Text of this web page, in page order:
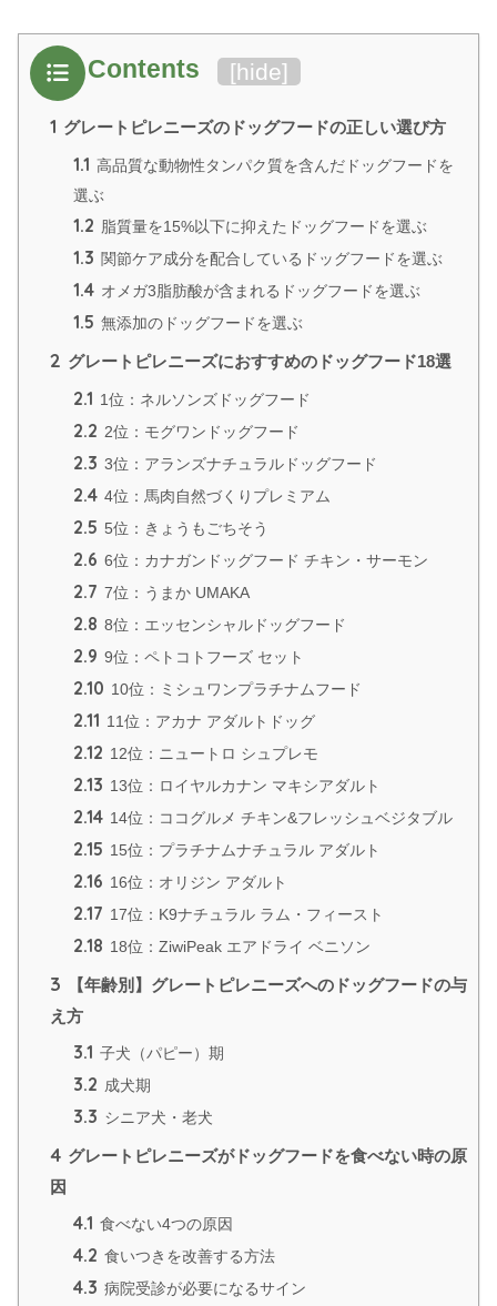
Contents [hide]
1 グレートピレニーズのドッグフードの正しい選び方
1.1 高品質な動物性タンパク質を含んだドッグフードを
選ぶ
1.2 脂質量を15%以下に抑えたドッグフードを選ぶ
1.3 関節ケア成分を配合しているドッグフードを選ぶ
1.4 オメガ3脂肪酸が含まれるドッグフードを選ぶ
1.5 無添加のドッグフードを選ぶ
2 グレートピレニーズにおすすめのドッグフード18選
2.1 1位：ネルソンズドッグフード
2.2 2位：モグワンドッグフード
2.3 3位：アランズナチュラルドッグフード
2.4 4位：馬肉自然づくりプレミアム
2.5 5位：きょうもごちそう
2.6 6位：カナガンドッグフード チキン・サーモン
2.7 7位：うまか UMAKA
2.8 8位：エッセンシャルドッグフード
2.9 9位：ペトコトフーズ セット
2.10 10位：ミシュワンプラチナムフード
2.11 11位：アカナ アダルトドッグ
2.12 12位：ニュートロ シュプレモ
2.13 13位：ロイヤルカナン マキシアダルト
2.14 14位：ココグルメ チキン&フレッシュベジタブル
2.15 15位：プラチナムナチュラル アダルト
2.16 16位：オリジン アダルト
2.17 17位：K9ナチュラル ラム・フィースト
2.18 18位：ZiwiPeak エアドライ ベニソン
3
【年齢別】グレートピレニーズへのドッグフードの与
え方
3.1 子犬（パピー）期
3.2 成犬期
3.3 シニア犬・老犬
4 グレートピレニーズがドッグフードを食べない時の原
因
4.1 食べない4つの原因
4.2 食いつきを改善する方法
4.3 病院受診が必要になるサイン